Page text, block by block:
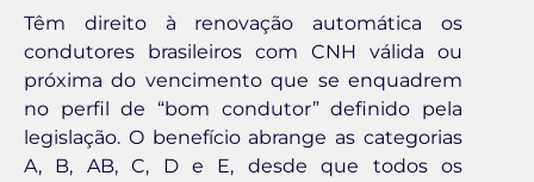
Têm direito à renovação automática os
condutores brasileiros com CNH válida ou
próxima do vencimento que se enquadrem
no perfil de “bom condutor” definido pela
legislação. O benefício abrange as categorias
A, B, AB, C, D e E, desde que todos os